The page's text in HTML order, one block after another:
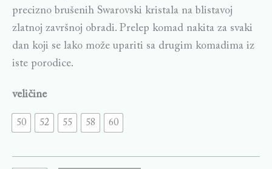
precizno brušenih Swarovski kristala na blistavoj
zlatnoj završnoj obradi. Prelep komad nakita za svaki
dan koji se lako može upariti sa drugim komadima iz
iste porodice.
veličine
50 52 55 58 60